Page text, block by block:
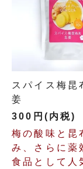
スパイス梅
姜
300円(内税)
梅の酸味と昆
み、さらに薬
食品として人